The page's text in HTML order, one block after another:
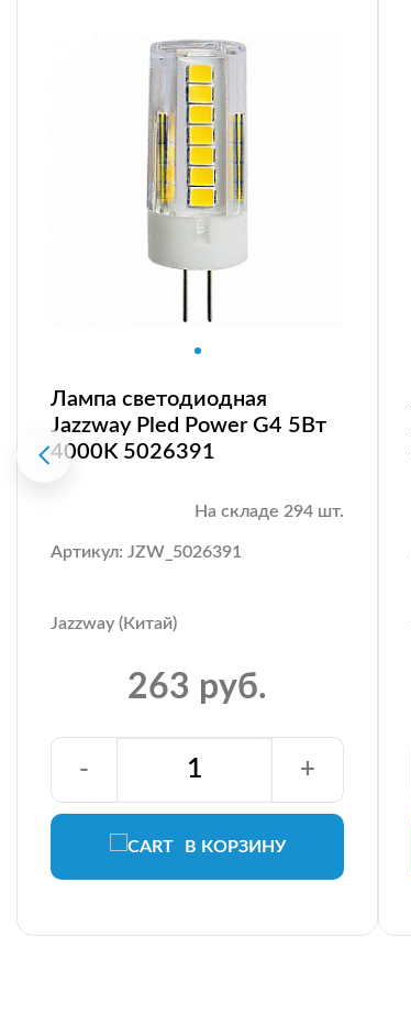
Лампа светодиодная
Jazzway Pled Power G4 5Вт
4000K 5026391
На складе 294 шт.
Артикул: JZW_5026391
Jazzway (Китай)
263 руб.
В КОРЗИНУ
- +